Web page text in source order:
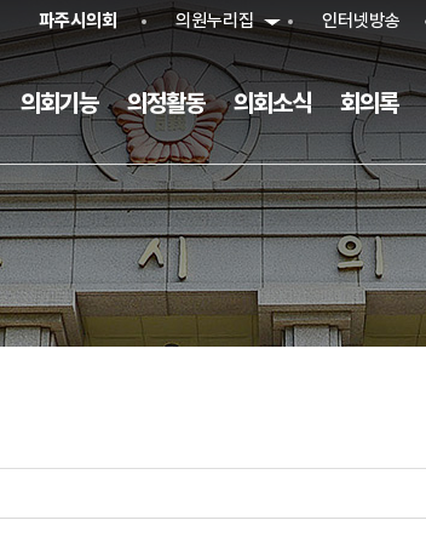
본문으로 바로가기
메인메뉴 바로가기
파주시의회 의원누리집 인터넷방송
의회기능 의정활동 의회소식 회의록